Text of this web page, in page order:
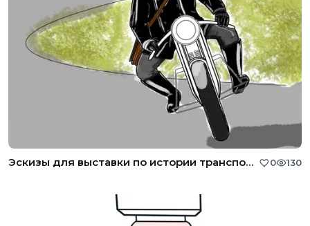
Эскизы для выставки по истории транспорта 0 130